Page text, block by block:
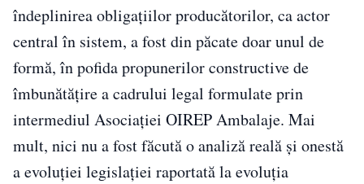
îndeplinirea obligațiilor producătorilor, ca actor
central în sistem, a fost din păcate doar unul de
formă, în pofida propunerilor constructive de
îmbunătățire a cadrului legal formulate prin
intermediul Asociației OIREP Ambalaje. Mai
mult, nici nu a fost făcută o analiză reală și onestă
a evoluției legislației raportată la evoluția